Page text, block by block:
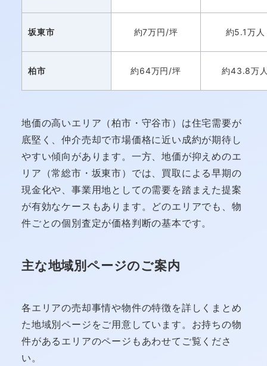
坂東市 約7万円/坪 約5.1万人
柏市 約64万円/坪 約43.8万
地価の高いエリア（柏市・守谷市）は住宅需要が
底堅く、仲介売却で市場価格に近い成約が期待し
やすい傾向があります。一方、地価が抑えめのエ
リア（常総市・坂東市）では、買取による早期の
現金化や、事業用地としての需要を踏まえた提案
が有効なケースもあります。どのエリアでも、物
件ごとの個別査定が価格判断の基本です。
主な地域別ページのご案内
各エリアの売却事情や物件の特徴を詳しくまとめ
た地域別ページをご用意しています。お持ちの物
件があるエリアのページもあわせてご覧くださ
い。